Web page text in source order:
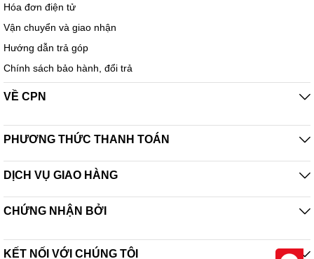
Hóa đơn điện tử
Vận chuyển và giao nhận
Hướng dẫn trả góp
Chính sách bảo hành, đổi trả
VỀ CPN
PHƯƠNG THỨC THANH TOÁN
DỊCH VỤ GIAO HÀNG
CHỨNG NHẬN BỞI
KẾT NỐI VỚI CHÚNG TÔI